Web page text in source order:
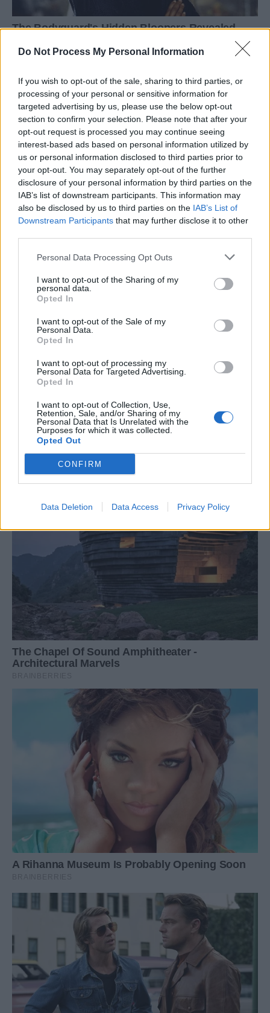
Do Not Process My Personal Information
If you wish to opt-out of the sale, sharing to third parties, or
processing of your personal or sensitive information for
targeted advertising by us, please use the below opt-out
section to confirm your selection. Please note that after your
opt-out request is processed you may continue seeing
interest-based ads based on personal information utilized by
us or personal information disclosed to third parties prior to
your opt-out. You may separately opt-out of the further
disclosure of your personal information by third parties on the
IAB’s list of downstream participants. This information may
also be disclosed by us to third parties on the IAB’s List of
Downstream Participants that may further disclose it to other
Personal Data Processing Opt Outs
I want to opt-out of the Sharing of my
personal data.
Opted In
I want to opt-out of the Sale of my
Personal Data.
Opted In
I want to opt-out of processing my
Personal Data for Targeted Advertising.
Opted In
I want to opt-out of Collection, Use,
Retention, Sale, and/or Sharing of my
Personal Data that Is Unrelated with the
Purposes for which it was collected.
Opted Out
CONFIRM
Data Deletion Data Access Privacy Policy